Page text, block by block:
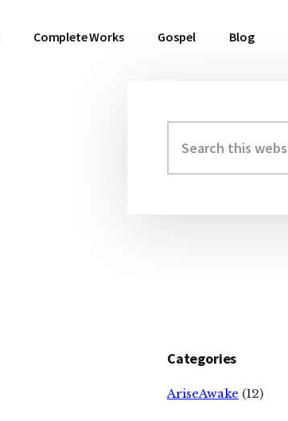
Complete Works Gospel Blog
Primary
Sidebar
this
website
Categories
AriseAwake (12)